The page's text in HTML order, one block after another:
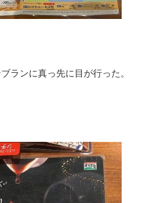
ランに真っ先に目が行った。